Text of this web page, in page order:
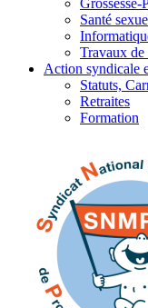
Grossesse-
Santé
Travaux
Action syndicale
Statuts,
Retraites
Formation